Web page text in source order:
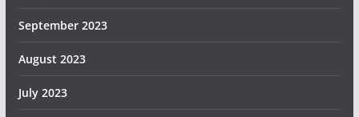
September 2023
August 2023
July 2023